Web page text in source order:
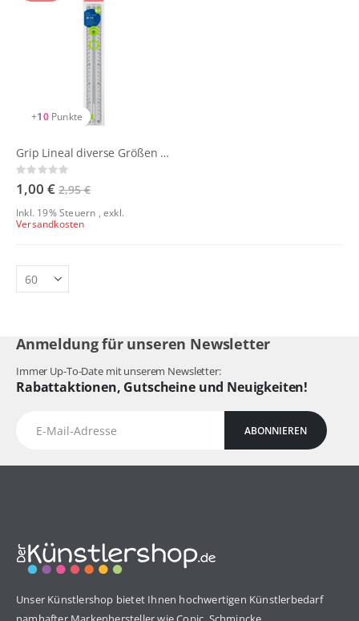
+10 Punkte
Grip Lineal diverse Größen und Farben
Rating:
0%
1,00 € 2,95 €
Inkl. 19% Steuern ,exkl.
Versandkosten
Anmeldung für unseren Newsletter
Immer Up-To-Date mit unserem Newsletter:
Rabattaktionen, Gutscheine und Neuigkeiten!
ABONNIEREN
Unser Künstlershop bietet Ihnen hochwertigen Künstlerbedarf